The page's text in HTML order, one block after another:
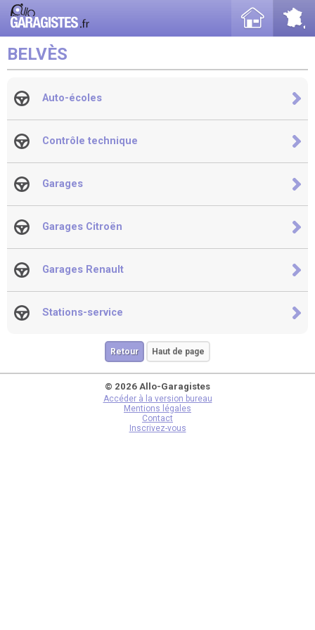
BELVÈS
Auto-écoles
Contrôle technique
Garages
Garages Citroën
Garages Renault
Stations-service
Retour Haut de page
© 2026 Allo-Garagistes
Accéder à la version bureau
Mentions légales
Contact
Inscrivez-vous